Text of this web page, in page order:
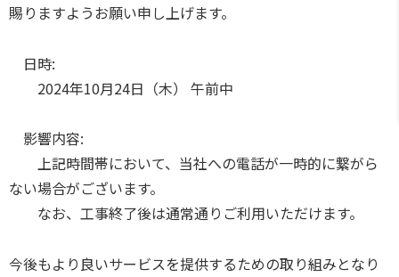
賜りますようお願い申し上げます。
日時:
2024年10月24日（木） 午前中
影響内容:
上記時間帯において、当社への電話が一時的に繋がら
ない場合がございます。
なお、工事終了後は通常通りご利用いただけます。
今後もより良いサービスを提供するための取り組みとなり